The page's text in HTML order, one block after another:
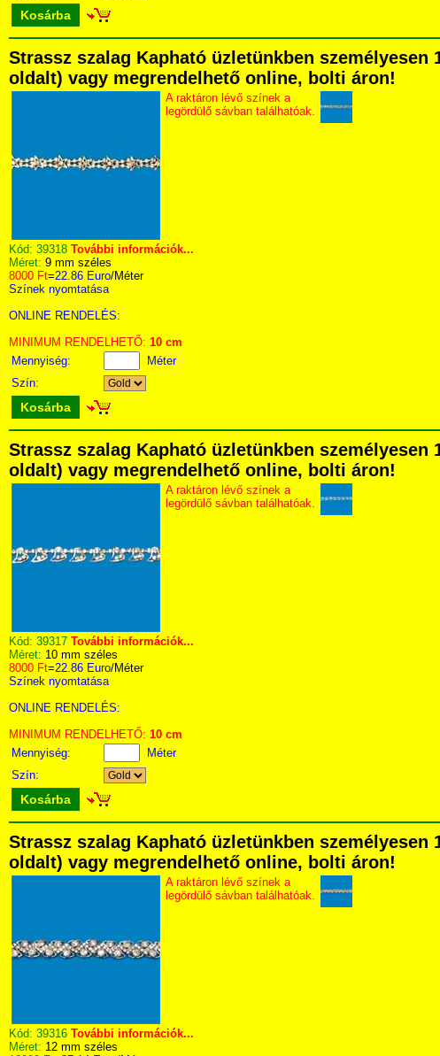
Kosárba
Strassz szalag Kapható üzletünkben
oldalt) vagy megrendelhető online, bolti áron!
A raktáron lévő színek a
legördülő sávban találhatóak.
Kód: 39318 További információk...
Méret: 9 mm széles
8000 Ft=22.86 Euro/Méter
Színek nyomtatása
ONLINE RENDELÉS:
MINIMUM RENDELHETŐ: 10 cm
Mennyiség:
Méter
Szín:
Kosárba
Strassz szalag Kapható üzletünkben
oldalt) vagy megrendelhető online, bolti áron!
A raktáron lévő színek a
legördülő sávban találhatóak.
Kód: 39317 További információk...
Méret: 10 mm széles
8000 Ft=22.86 Euro/Méter
Színek nyomtatása
ONLINE RENDELÉS:
MINIMUM RENDELHETŐ: 10 cm
Mennyiség:
Méter
Szín:
Kosárba
Strassz szalag Kapható üzletünkben
oldalt) vagy megrendelhető online, bolti áron!
A raktáron lévő színek a
legördülő sávban találhatóak.
Kód: 39316 További információk...
Méret: 12 mm széles